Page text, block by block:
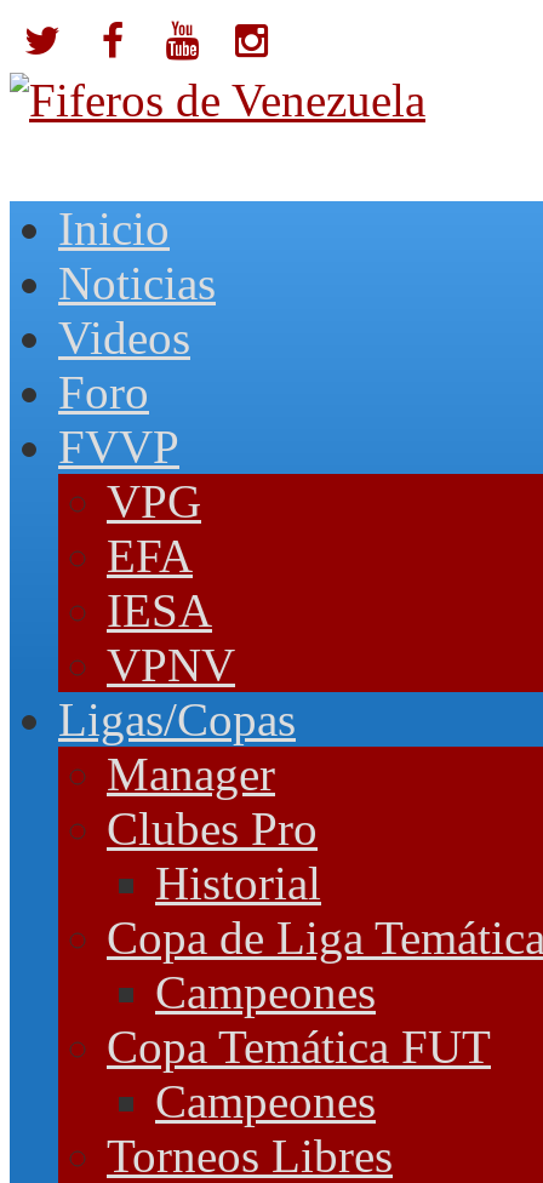
Inicio
Noticias
Videos
Foro
FVVP
VPG
EFA
IESA
VPNV
Ligas/Copas
Manager
Clubes Pro
Historial
Copa de Liga
Campeones
Copa Temática FUT
Campeones
Torneos Libres